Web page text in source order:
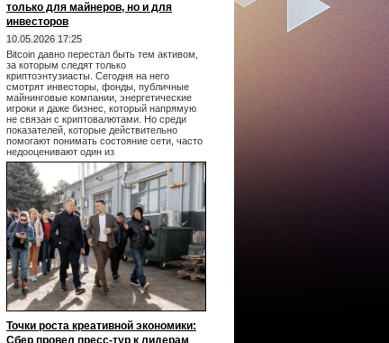
только для майнеров, но и для
инвесторов
10.05.2026 17:25
Bitcoin давно перестал быть тем активом,
за которым следят только
криптоэнтузиасты. Сегодня на него
смотрят инвесторы, фонды, публичные
майнинговые компании, энергетические
игроки и даже бизнес, который напрямую
не связан с криптовалютами. Но среди
показателей, которые действительно
помогают понимать состояние сети, часто
недооценивают один из
Точки роста креативной экономики:
Сбер провел пресс-тур к лидерам